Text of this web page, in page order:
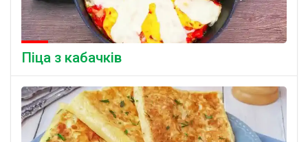
Піца з кабачків